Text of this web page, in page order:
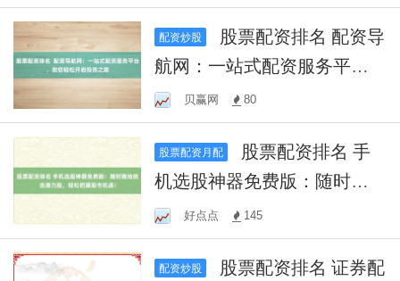
配资炒股
航网：一站式配资服务平
台，助您轻松开启投资之路
贝赢网 80
股票配资月配
机选股神器免费版：随时随
地挑选潜力股，轻松把握股
市机遇！
好点点 145
配资炒股